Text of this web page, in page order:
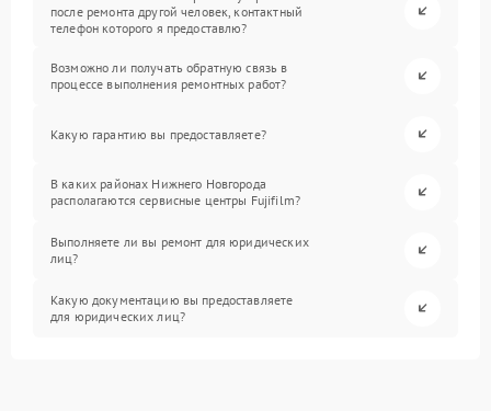
после ремонта другой человек, контактный
телефон которого я предоставлю?
Возможно ли получать обратную связь в
процессе выполнения ремонтных работ?
Какую гарантию вы предоставляете?
В каких районах Нижнего Новгорода
располагаются сервисные центры Fujifilm?
Выполняете ли вы ремонт для юридических
лиц?
Какую документацию вы предоставляете
для юридических лиц?